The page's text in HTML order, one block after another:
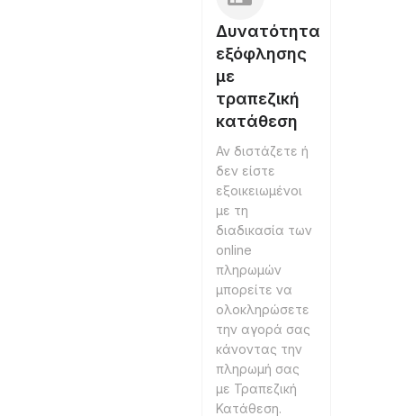
Δυνατότητα
εξόφλησης
με
τραπεζική
κατάθεση
Αν διστάζετε ή
δεν είστε
εξοικειωμένοι
με τη
διαδικασία των
online
πληρωμών
μπορείτε να
ολοκληρώσετε
την αγορά σας
κάνοντας την
πληρωμή σας
με Τραπεζική
Κατάθεση.